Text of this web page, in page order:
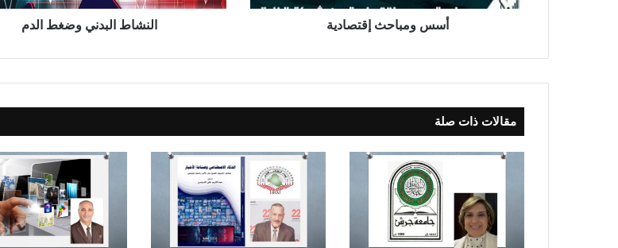
ث
ت
د
أسس ومباحث إقتصادية
ب
ي
غ
ل
د
م
النشاط البدني وضغط الدم
مقالات ذات صلة